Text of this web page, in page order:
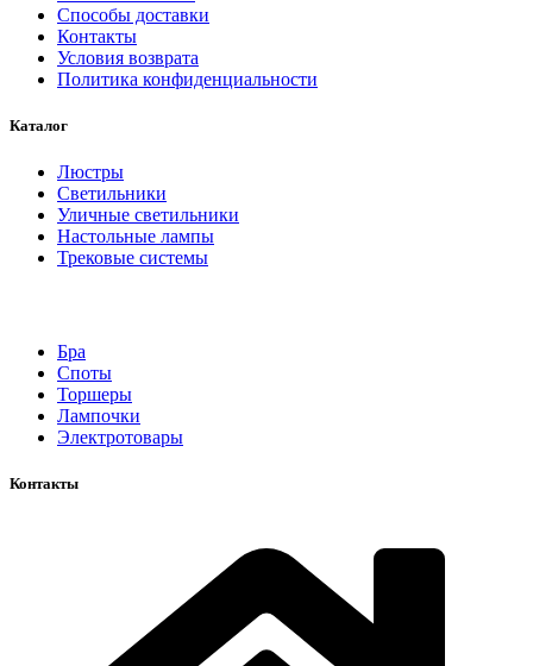
Способы доставки
Контакты
Условия возврата
Политика конфиденциальности
Каталог
Люстры
Светильники
Уличные светильники
Настольные лампы
Трековые системы
Бра
Споты
Торшеры
Лампочки
Электротовары
Контакты